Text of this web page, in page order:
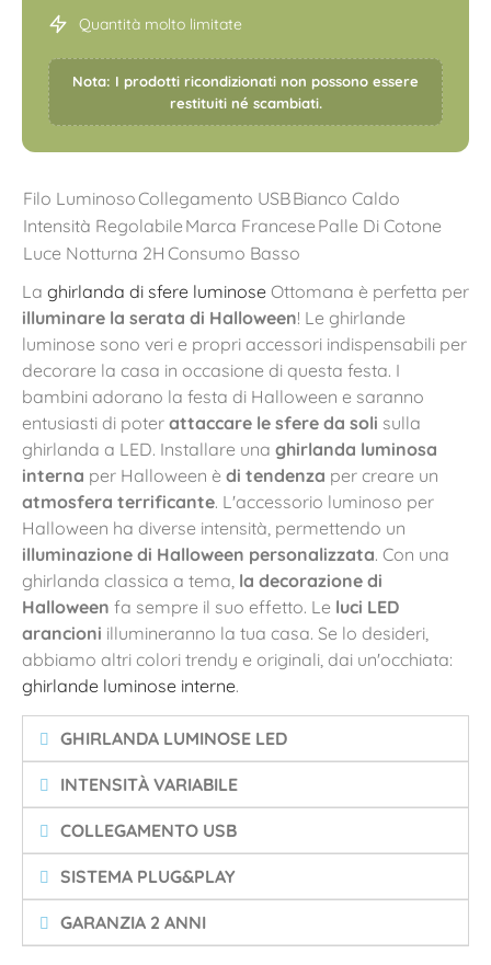
Quantità molto limitate
Nota: I prodotti ricondizionati non possono essere
restituiti né scambiati.
Filo LuminosoCollegamento USBBianco Caldo
Intensità Regolabile Marca Francese Palle Di Cotone
Luce Notturna 2H Consumo Basso
La ghirlanda di sfere luminose Ottomana è perfetta per
illuminare la serata di Halloween! Le ghirlande
luminose sono veri e propri accessori indispensabili per
decorare la casa in occasione di questa festa. I
bambini adorano la festa di Halloween e saranno
entusiasti di poter attaccare le sfere da soli sulla
ghirlanda a LED. Installare una ghirlanda luminosa
interna per Halloween è di tendenza per creare un
atmosfera terrificante. L'accessorio luminoso per
Halloween ha diverse intensità, permettendo un
illuminazione di Halloween personalizzata. Con una
ghirlanda classica a tema, la decorazione di
Halloween fa sempre il suo effetto. Le luci LED
arancioni illumineranno la tua casa. Se lo desideri,
abbiamo altri colori trendy e originali, dai un'occhiata:
ghirlande luminose interne.
GHIRLANDA LUMINOSE LED
INTENSITÀ VARIABILE
COLLEGAMENTO USB
SISTEMA PLUG&PLAY
GARANZIA 2 ANNI